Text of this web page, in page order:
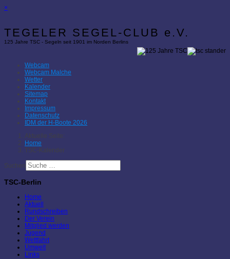
×
TEGELER SEGEL-CLUB e.V.
125 Jahre TSC - Segeln seit 1901 im Norden Berlins
Webcam
Webcam Malche
Wetter
Kalender
Sitemap
Kontakt
Impressum
Datenschutz
IDM der H-Boote 2026
Aktuelle Seite:
Home
TSC-Kalender
Suchen
TSC-Berlin
Home
Aktuell
Rundschreiben
Der Verein
Mitglied werden
Jugend
Wettfahrt
Umwelt
Links